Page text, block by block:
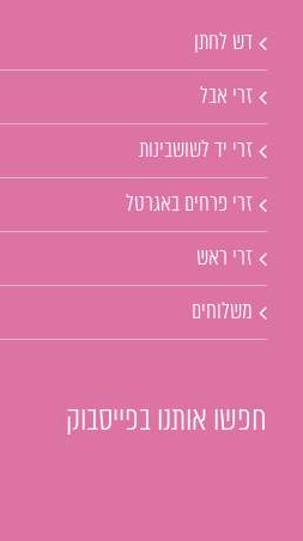
דש לחתן
זרי אבל
זרי יד לשושבינות
זרי פרחים באגרטל
זרי ראש
משלוחים
חפשו אותנו בפייסבוק